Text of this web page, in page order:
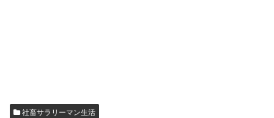
社畜サラリーマン生活